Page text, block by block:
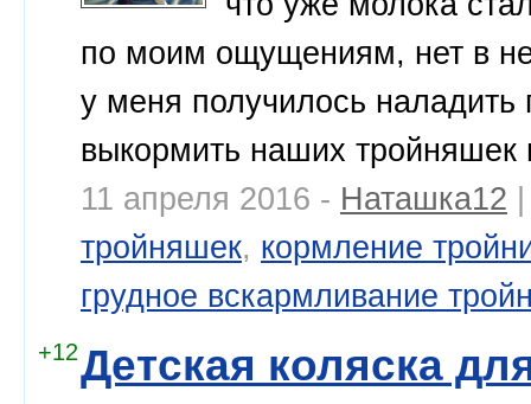
по моим ощущениям, нет в
у меня получилось наладить
выкормить наших тройняшек
11 апреля 2016 - Наташка12
тройняшек, кормление
грудное вскармливание
+12Детская коляска